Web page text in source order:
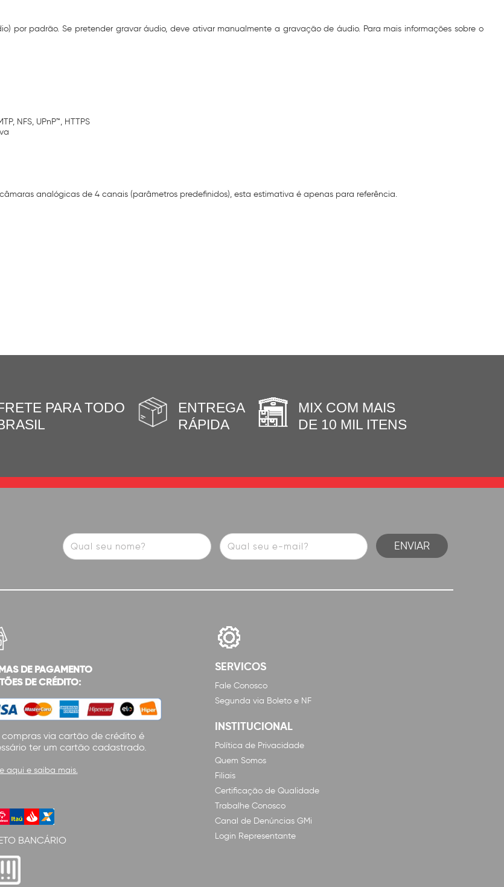
por padrão. Se pretender gravar áudio, deve ativar manualmente a gravação de áudio. Para mais informações sobre o
NFS, UPnP™, HTTPS
analógicas de 4 canais (parâmetros predefinidos), esta estimativa é apenas para referência.
PARA TODO
ENTREGA
RÁPIDA
MIX COM MAIS
DE 10 MIL ITENS
DE PAGAMENTO
DE CRÉDITO:
compras via cartão de crédito é
ter um cartão cadastrado.
aqui e saiba mais.
BANCÁRIO
SERVICOS
Fale Conosco
Segunda via Boleto e NF
INSTITUCIONAL
Política de Privacidade
Quem Somos
Filiais
Certificação de Qualidade
Trabalhe Conosco
Canal de Denúncias GMi
Login Representante